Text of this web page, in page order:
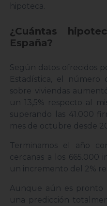
hipoteca.
¿Cuántas
España?
Según datos ofrecidos
Estadística, el número
sobre viviendas
un 13,5% respecto al
superando las 41.000
mes de octubre desde
Terminamos el año
cercanas a los 665.000
un incremento del 2%
Aunque aún es pronto
una predicción